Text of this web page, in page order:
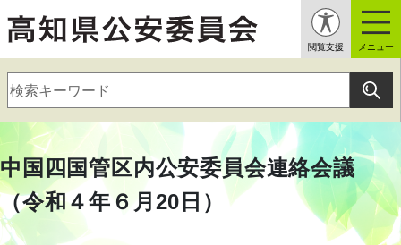
閲覧支援 メニュー
中国四国管区内公安委員会連絡会議
（令和４年６月20日）